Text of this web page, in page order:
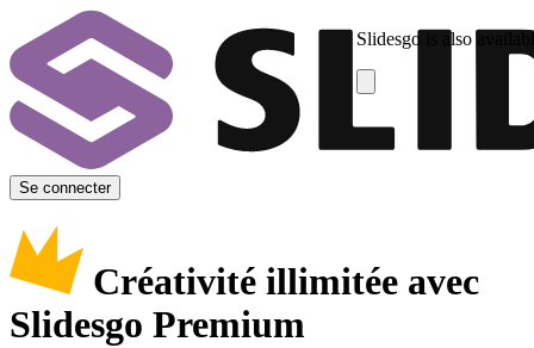
Slidesgo is also
Se connecter
Créativité illimitée avec
Slidesgo Premium